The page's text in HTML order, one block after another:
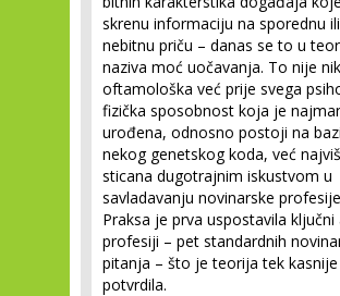
skrenu informaciju na sporednu ili
nebitnu priču – danas se to u
naziva moć uočavanja. To nije
oftamološka već prije svega
fizička sposobnost koja je
urođena, odnosno postoji na bazi
nekog genetskog koda, već
sticana dugotrajnim iskustvom u
savladavanju novinarske
Praksa je prva uspostavila ključni
profesiji – pet standardnih
pitanja – što je teorija tek kasnije
potvrdila.